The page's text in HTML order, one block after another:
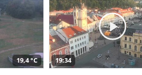
19,4 °C 19:34